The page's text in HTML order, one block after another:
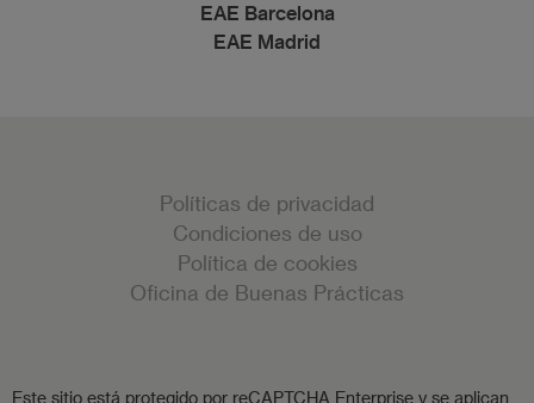
EAE Barcelona
EAE Madrid
Políticas de privacidad
Condiciones de uso
Política de cookies
Oficina de Buenas Prácticas
Este sitio está protegido por reCAPTCHA Enterprise y se aplican